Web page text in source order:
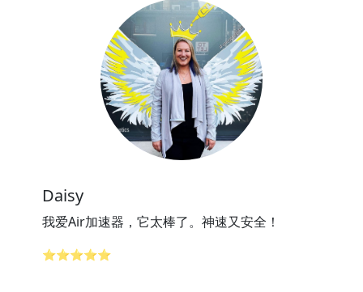
Daisy
我爱Air加速器，它太棒了。神速又安全！
⭐⭐⭐⭐⭐